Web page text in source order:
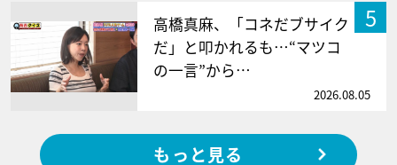
5
高橋真麻、「コネだブサイク
だ」と叩かれるも…“マツコ
の一言”から…
2026.08.05
もっと見る